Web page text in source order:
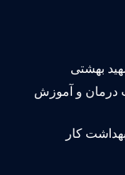
بهشتی
و آموزش
کار